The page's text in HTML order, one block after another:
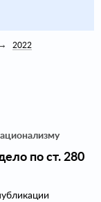
2022
по ст. 280